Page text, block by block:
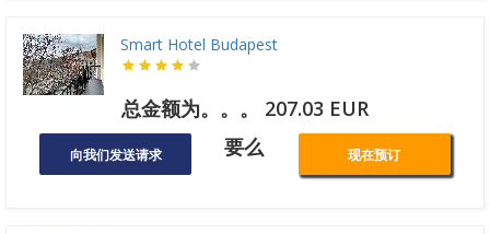
Smart Hotel Budapest
总金额为。。。 207.03 EUR
向我们发送请求 要么 现在预订